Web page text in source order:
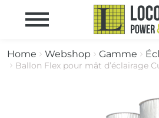
Home Webshop Gamme
Ballon Flex pour mât d’éclairage